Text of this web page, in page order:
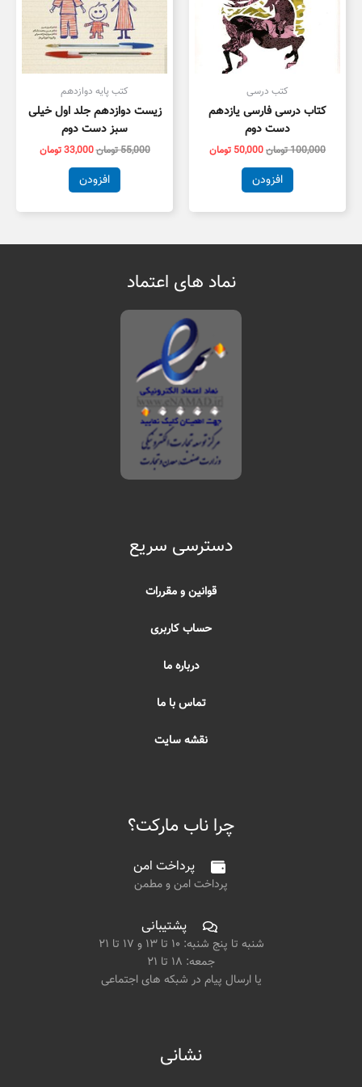
کتب درسی
کتاب درسی فارسی یازدهم
دست دوم
100,000تومان50,000 تومان
افزودن
کتب پایه دوازدهم
زیست دوازدهم جلد اول خیلی
سبز دست دوم
55,000تومان33,000تومان
افزودن
نماد های اعتماد
دسترسی سریع
قوانین و مقررات
حساب کاربری
درباره ما
تماس با ما
نقشه سایت
چرا ناب مارکت؟
پرداخت امن
پرداخت امن و مطمن
پشتیبانی
شنبه تا پنج شنبه: ۱۰ تا ۱۳ و ۱۷ تا ۲۱
جمعه: ۱۸ تا ۲۱
یا ارسال پیام در شبکه های اجتماعی
نشانی